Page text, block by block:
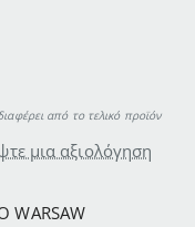
από το τελικό προϊόν
WARSAW
μια αξιολόγηση